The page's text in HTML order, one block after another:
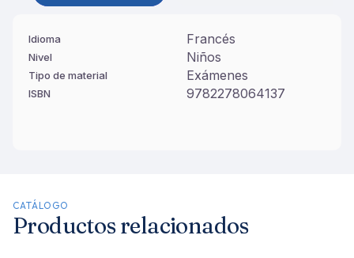
Idioma Francés
Nivel Niños
Tipo de material Exámenes
ISBN 9782278064137
CATÁLOGO
Productos relacionados